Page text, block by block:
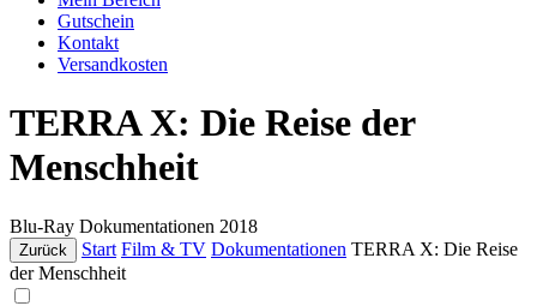
Gutschein
Kontakt
Versandkosten
TERRA X: Die Reise der
Menschheit
Blu-Ray Dokumentationen 2018
Zurück Start Film & TV Dokumentationen TERRA X: Die Reise
der Menschheit